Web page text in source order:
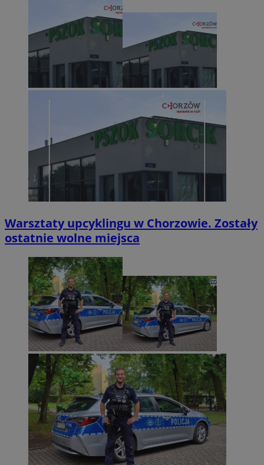
Warsztaty upcyklingu w Chorzowie. Zostały
ostatnie wolne miejsca